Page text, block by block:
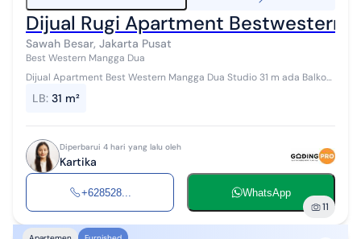
Dijual Rugi Apartment Bestwestern
Sawah Besar, Jakarta Pusat
Best Western Mangga Dua
Dijual Apartment Best Western Mangga Dua Studio 31 m ada Balkon
9823 7979 *Kartika...
LB: 31 m²
Diperbarui 4 hari yang lalu oleh
Kartika
+628528... WhatsApp
11